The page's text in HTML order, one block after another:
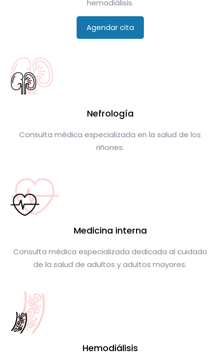
hemodiálisis.
Agendar cita
Nefrología
Consulta médica especializada en la salud de los
riñones.
Medicina interna
Consulta médica especializada dedicada al cuidado
de la salud de adultos y adultos mayores.
Hemodiálisis